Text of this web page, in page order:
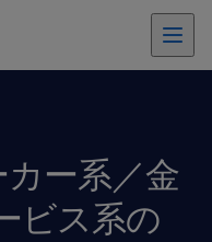
ー系／金
ビス系の